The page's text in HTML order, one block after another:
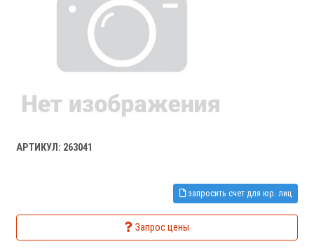
АРТИКУЛ: 263041
запросить счет для юр. лиц
Запрос цены